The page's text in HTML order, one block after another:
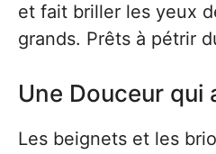
et fait briller les yeux
grands. Prêts à pétrir
Une Douceur qui
Les beignets et les